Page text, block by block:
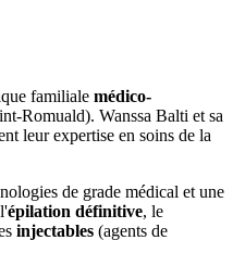
familiale médico-
Romuald). Wanssa Balti et sa
leur expertise en soins de la
de grade médical et une
épilation définitive, le
injectables (agents de